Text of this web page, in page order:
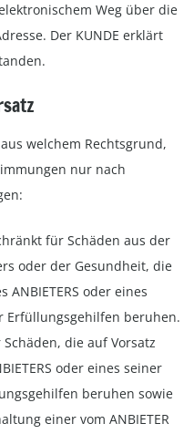
Weg über die
Der KUNDE erklärt
welchem Rechtsgrund,
nur nach
für Schäden aus der
oder der Gesundheit, die
ANBIETERS oder eines
Erfüllungsgehilfen beruhen.
die auf Vorsatz
oder eines seiner
beruhen sowie
einer vom ANBIETER